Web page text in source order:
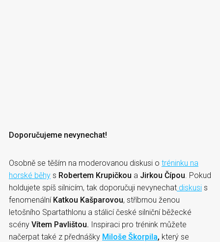
Doporučujeme nevynechat!
Osobně se těším na moderovanou diskusi o tréninku na
horské běhy s Robertem Krupičkou a Jirkou Čípou . Pokud
holdujete spíš silnicím, tak doporučuji nevynechat diskusi s
fenomenální Katkou Kašparovou, stříbrnou ženou
letošního Spartathlonu a stálicí české silniční běžecké
scény Vítem Pavlištou. Inspiraci pro trénink můžete
načerpat také z přednášky Miloše Škorpila, který se